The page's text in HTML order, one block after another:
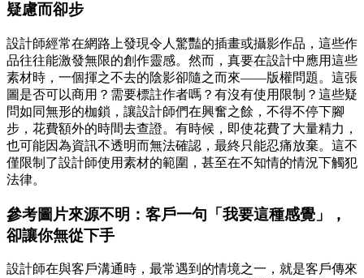
疑慮而卻步
設計師經常在網路上發現令人驚豔的插畫或攝影作品，這些作
品往往能激發無限的創作靈感。然而，真要在設計中應用這些
素材時，一個揮之不去的陰影卻隨之而來——版權問題。這張
圖是否可以商用？需要標註作者嗎？有沒有使用限制？這些疑
問如同無形的枷鎖，讓設計師們在興奮之餘，不得不停下腳
步，花費額外的時間去查證。有時候，即使花費了大量精力，
也可能因為資訊不透明而無法確認，最終只能忍痛放棄。這不
僅限制了設計師使用素材的範圍，甚至在不知情的情況下觸犯
法律。
參考圖片來源不明：客戶一句「我要這種感覺」，
卻讓你無從下手
設計師在與客戶溝通時，最常遇到的情境之一，就是客戶傳來